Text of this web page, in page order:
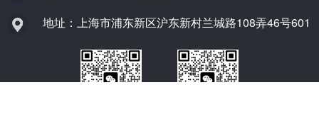
地址：上海市浦东新区沪东新村兰城路108弄46号601